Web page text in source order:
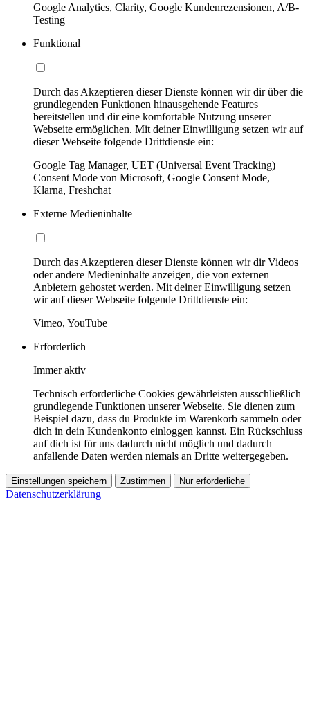
Google Analytics, Clarity, Google Kundenrezensionen, A/B-
Testing
Funktional
Durch das Akzeptieren dieser Dienste können wir dir über die
grundlegenden Funktionen hinausgehende Features
bereitstellen und dir eine komfortable Nutzung unserer
Webseite ermöglichen. Mit deiner Einwilligung setzen wir auf
dieser Webseite folgende Drittdienste ein:
Google Tag Manager, UET (Universal Event Tracking)
Consent Mode von Microsoft, Google Consent Mode,
Klarna, Freshchat
Externe Medieninhalte
Durch das Akzeptieren dieser Dienste können wir dir Videos
oder andere Medieninhalte anzeigen, die von externen
Anbietern gehostet werden. Mit deiner Einwilligung setzen
wir auf dieser Webseite folgende Drittdienste ein:
Vimeo, YouTube
Erforderlich
Immer aktiv
Technisch erforderliche Cookies gewährleisten ausschließlich
grundlegende Funktionen unserer Webseite. Sie dienen zum
Beispiel dazu, dass du Produkte im Warenkorb sammeln oder
dich in dein Kundenkonto einloggen kannst. Ein Rückschluss
auf dich ist für uns dadurch nicht möglich und dadurch
anfallende Daten werden niemals an Dritte weitergegeben.
Einstellungen speichern Zustimmen Nur erforderliche
Datenschutzerklärung